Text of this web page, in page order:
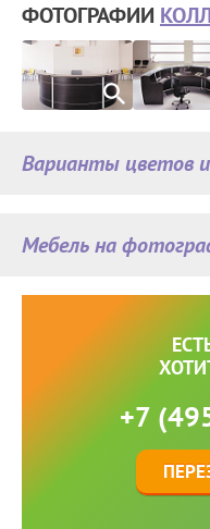
ФОТОГРАФИИ
Мебель на
Варианты цветов
+7